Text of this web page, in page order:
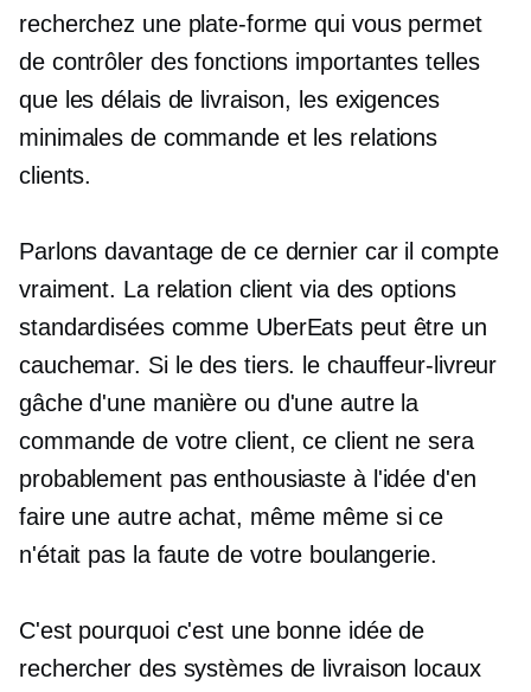
recherchez une plate-forme qui vous permet
de contrôler des fonctions importantes telles
que les délais de livraison, les exigences
minimales de commande et les relations
clients.
Parlons davantage de ce dernier car il compte
vraiment. La relation client via des options
standardisées comme UberEats peut être un
cauchemar. Si ledes tiers. le chauffeur-livreur
gâche d'une manière ou d'une autre la
commande de votre client, ce client ne sera
probablement pas enthousiaste à l'idée d'en
faire une autreachat, même même si ce
n'était pas la faute de votre boulangerie.
C'est pourquoi c'est une bonne idée de
rechercher des systèmes de livraison locaux